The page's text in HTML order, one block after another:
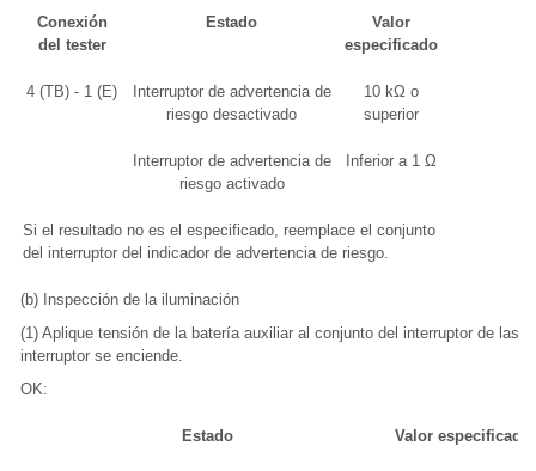
Conexión
del tester
Estado
Valor
especificado
4 (TB) - 1 (E)
Interruptor de advertencia de
riesgo desactivado
10 kΩ o
superior
Interruptor de advertencia de
riesgo activado
Inferior a 1 Ω
Si el resultado no es el especificado, reemplace el conjunto
del interruptor del indicador de advertencia de riesgo.
(b) Inspección de la iluminación
(1) Aplique tensión de la batería auxiliar al conjunto del interruptor de las
interruptor se enciende.
OK:
Estado Valor especificado